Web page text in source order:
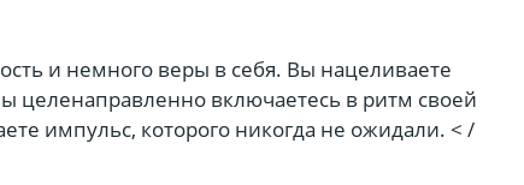
и немного веры в себя. Вы нацеливаете
целенаправленно включаетесь в ритм своей
импульс, которого никогда не ожидали. < /